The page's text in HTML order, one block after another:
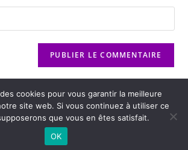
- Mentions légales - Politique de confidentialité -
- Réalisation
cookies pour vous garantir la meilleure
site web. Si vous continuez à utiliser ce
que vous en êtes satisfait.
OK